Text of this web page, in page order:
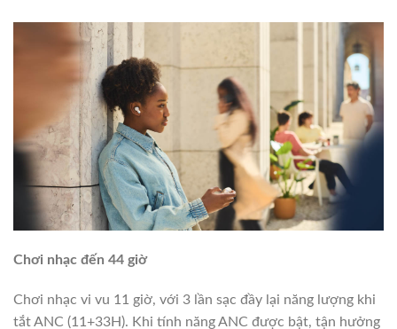
Chơi nhạc đến 44 giờ
Chơi nhạc vi vu 11 giờ, với 3 lần sạc đầy lại năng lượng khi
tắt ANC (11+33H). Khi tính năng ANC được bật, tận hưởng